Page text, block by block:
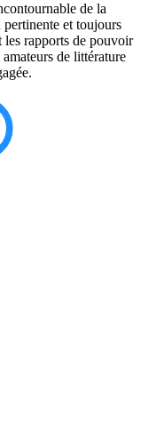
de la
et toujours
les rapports de pouvoir
de littérature